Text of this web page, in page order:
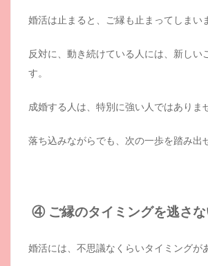
婚活は止まると、ご縁も止まってしまい
反対に、動き続けている人には、新しい
す。
成婚する人は、特別に強い人ではありま
落ち込みながらでも、次の一歩を踏み出
④ ご縁のタイミングを逃さ
婚活には、不思議なくらいタイミングが